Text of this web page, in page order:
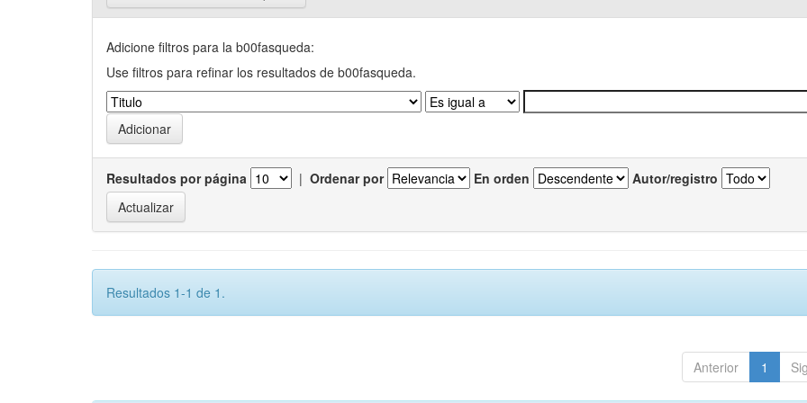
Adicione filtros para la b00fasqueda:
Use filtros para refinar los resultados de b00fasqueda.
Resultados por página | Ordenar por En orden Autor/registro
Resultados 1-1 de 1.
Anterior 1